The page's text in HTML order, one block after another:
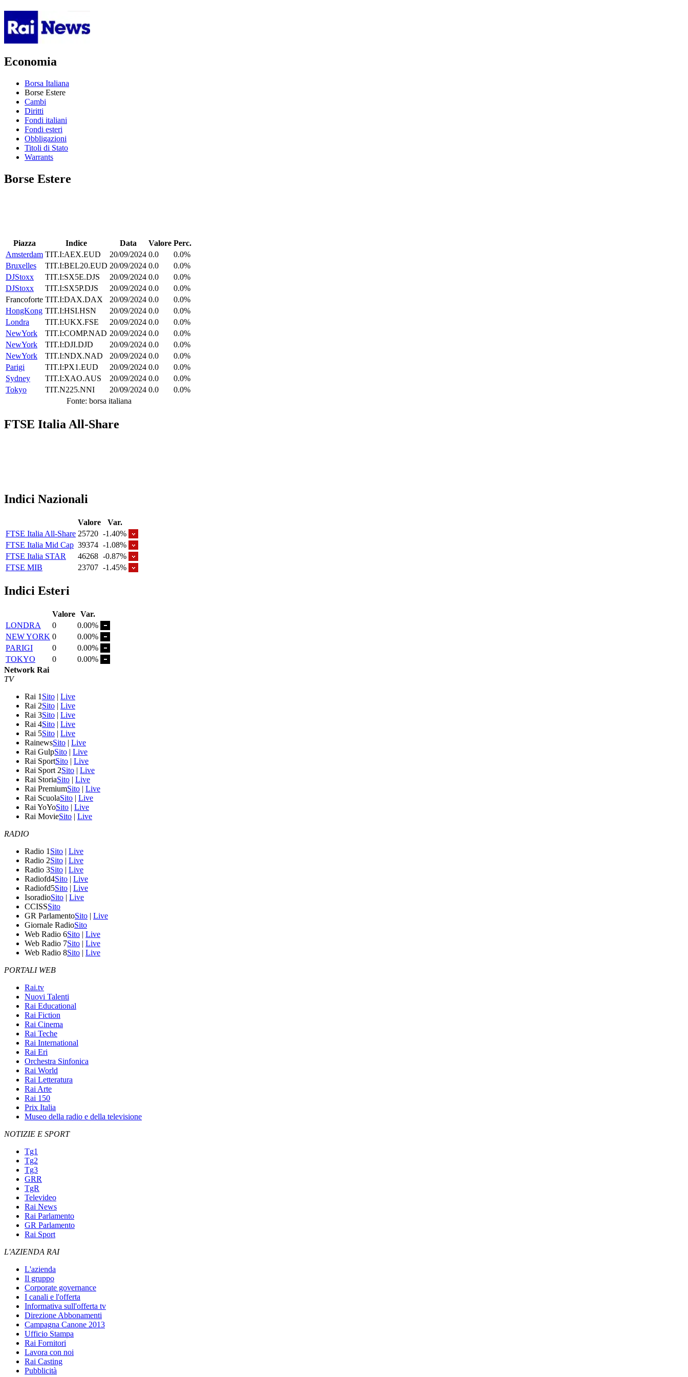
Economia
Borsa Italiana
Borse Estere
Cambi
Diritti
Fondi italiani
Fondi esteri
Obbligazioni
Titoli di Stato
Warrants
Borse Estere
Piazza Indice Data Valore Perc.
Amsterdam TIT.I:AEX.EUD 20/09/2024 0.0
0.0%
Bruxelles
TIT.I:BEL20.EUD 20/09/2024 0.0
0.0%
DJStoxx
TIT.I:SX5E.DJS 20/09/2024 0.0
0.0%
DJStoxx
TIT.I:SX5P.DJS 20/09/2024 0.0
0.0%
Francoforte TIT.I:DAX.DAX 20/09/2024 0.0
0.0%
HongKong TIT.I:HSI.HSN 20/09/2024 0.0
0.0%
Londra
TIT.I:UKX.FSE 20/09/2024 0.0
0.0%
NewYork
TIT.I:COMP.NAD 20/09/2024 0.0
0.0%
NewYork
TIT.I:DJI.DJD 20/09/2024 0.0
0.0%
NewYork
TIT.I:NDX.NAD 20/09/2024 0.0
0.0%
Parigi
TIT.I:PX1.EUD 20/09/2024 0.0
0.0%
Sydney
TIT.I:XAO.AUS 20/09/2024 0.0
0.0%
Tokyo
TIT.N225.NNI 20/09/2024 0.0
0.0%
Fonte: borsa italiana
FTSE Italia All-Share
Indici Nazionali
Valore
Var.
FTSE Italia All-Share 25720 -1.40%
FTSE Italia Mid Cap 39374 -1.08%
FTSE Italia STAR
46268 -0.87%
FTSE MIB
23707 -1.45%
Indici Esteri
Valore Var.
LONDRA
0
0.00%
NEW YORK 0
0.00%
PARIGI
0
0.00%
TOKYO
0
0.00%
Network Rai
TV
Rai 1 Sito | Live
Rai 2Sito | Live
Rai 3Sito | Live
Rai 4Sito | Live
Rai 5Sito | Live
RainewsSito | Live
Rai GulpSito | Live
Rai SportSito | Live
Rai Sport 2Sito | Live
Rai StoriaSito | Live
Rai PremiumSito | Live
Rai ScuolaSito | Live
Rai YoYoSito | Live
Rai MovieSito | Live
RADIO
Radio 1 Sito | Live
Radio 2Sito | Live
Radio 3Sito | Live
Radiofd4Sito | Live
Radiofd5Sito | Live
IsoradioSito | Live
CCISSSito
GR ParlamentoSito | Live
Giornale RadioSito
Web Radio 6Sito | Live
Web Radio 7Sito | Live
Web Radio 8Sito | Live
PORTALI WEB
Rai.tv
Nuovi Talenti
Rai Educational
Rai Fiction
Rai Cinema
Rai Teche
Rai International
Rai Eri
Orchestra Sinfonica
Rai World
Rai Letteratura
Rai Arte
Rai 150
Prix Italia
Museo della radio e della televisione
NOTIZIE E SPORT
Tg1
Tg2
Tg3
GRR
TgR
Televideo
Rai News
Rai Parlamento
GR Parlamento
Rai Sport
L'AZIENDA RAI
L'azienda
Il gruppo
Corporate governance
I canali e l'offerta
Informativa sull'offerta tv
Direzione Abbonamenti
Campagna Canone 2013
Ufficio Stampa
Rai Fornitori
Lavora con noi
Rai Casting
Pubblicità